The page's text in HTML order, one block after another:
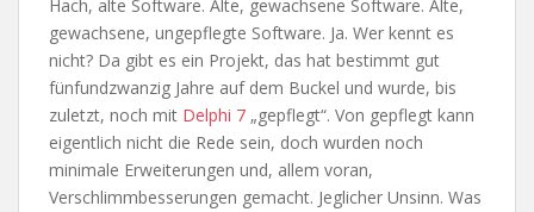
Hach, alte Software. Alte, gewachsene Software. Alte,
gewachsene, ungepflegte Software. Ja. Wer kennt es
nicht? Da gibt es ein Projekt, das hat bestimmt gut
fünfundzwanzig Jahre auf dem Buckel und wurde, bis
zuletzt, noch mit Delphi 7 „gepflegt“. Von gepflegt kann
eigentlich nicht die Rede sein, doch wurden noch
minimale Erweiterungen und, allem voran,
Verschlimmbesserungen gemacht. Jeglicher Unsinn. Was